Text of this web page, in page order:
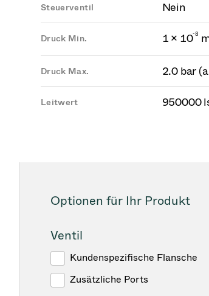
Steuerventil Nein
Druck Min. 1 × 10-8
Druck Max. 2.0 bar
Leitwert 950000
Optionen für Ihr Produkt
Ventil
Kundenspezifische Flansche
Zusätzliche Ports